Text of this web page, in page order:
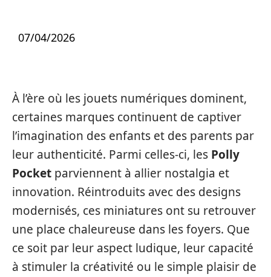
07/04/2026
À l’ère où les jouets numériques dominent,
certaines marques continuent de captiver
l’imagination des enfants et des parents par
leur authenticité. Parmi celles-ci, les Polly
Pocket parviennent à allier nostalgia et
innovation. Réintroduits avec des designs
modernisés, ces miniatures ont su retrouver
une place chaleureuse dans les foyers. Que
ce soit par leur aspect ludique, leur capacité
à stimuler la créativité ou le simple plaisir de